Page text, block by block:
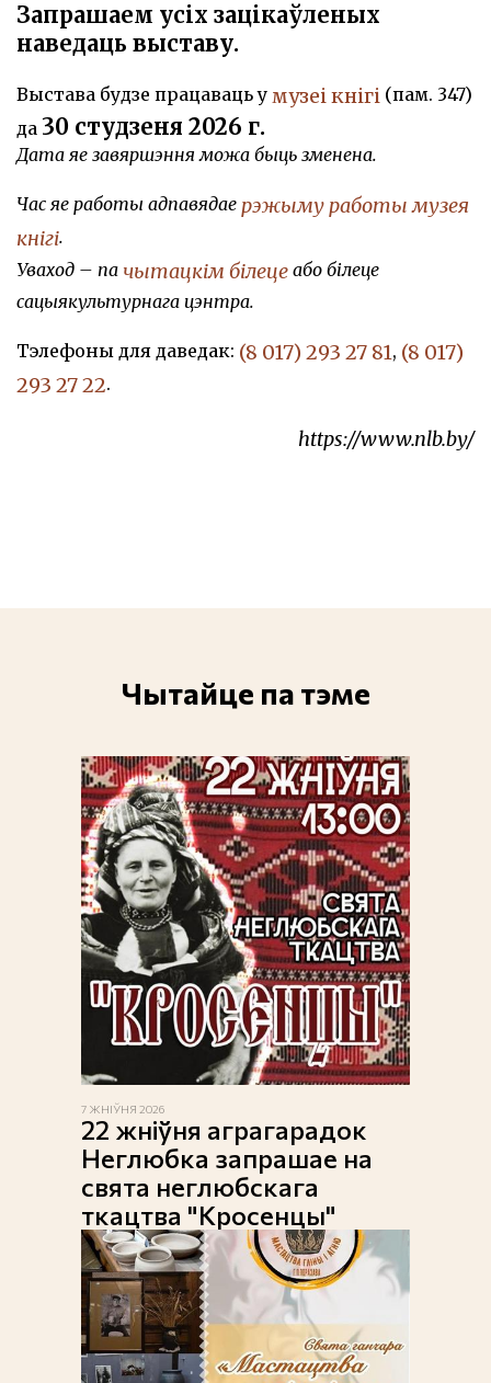
Запрашаем усіх зацікаўленых
наведаць выставу.
Выстава будзе працаваць у музеі кнігі (пам. 347)
да 30 студзеня 2026 г.
Дата яе завяршэння можа быць зменена.
Час яе работы адпавядае рэжыму работы музея
кнігі.
Уваход – па чытацкім білеце або білеце
сацыякультурнага цэнтра.
Тэлефоны для даведак: (8 017) 293 27 81, (8 017)
293 27 22.
https://www.nlb.by/
Чытайце па тэме
7 ЖНІЎНЯ 2026
22 жніўня аграгарадок
Неглюбка запрашае на
свята неглюбскага
ткацтва "Кросенцы"